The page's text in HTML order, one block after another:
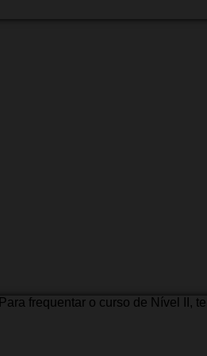
Para frequentar o curso de Nível II,